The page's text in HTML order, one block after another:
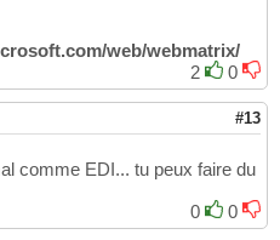
web/webmatrix/
2
0
#13
comme EDI... tu peux faire du
0
0